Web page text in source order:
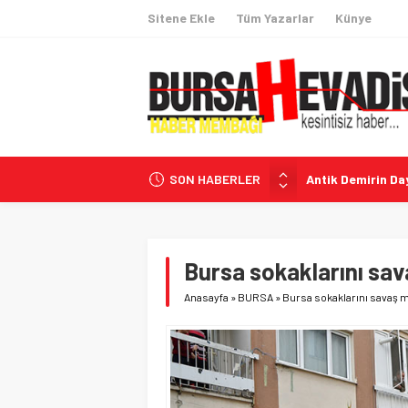
Sitene Ekle Tüm Yazarlar Künye
SON HABERLER
Antik Demirin
Özgür Özel:
Kişisel Verilerin
Avcılar Belediye
Bursa sokaklarını
Anasayfa » BURSA » Bursa sokaklarını savaş